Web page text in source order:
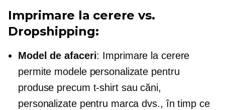
Imprimare la cerere vs.
Dropshipping:
Model de afaceri: Imprimare la cerere
permite modele personalizate pentru
produse precum t-shirtsau căni,
personalizate pentru marca dvs., în timp ce